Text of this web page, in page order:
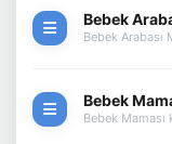
Bebek
Bebek
Bebek
Bebek